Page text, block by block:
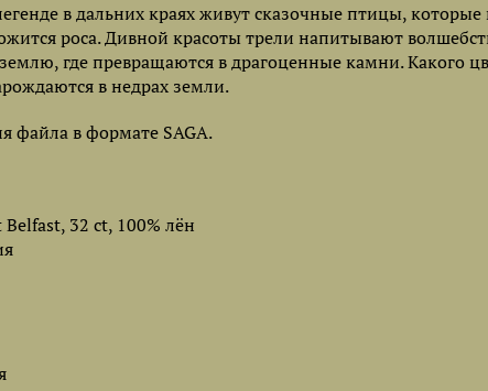
в дальних краях живут сказочные птицы,
роса. Дивной красоты трели напитывают
где превращаются в драгоценные камни. Какого
в недрах земли.
файла в формате SAGA.
32 ct, 100% лён